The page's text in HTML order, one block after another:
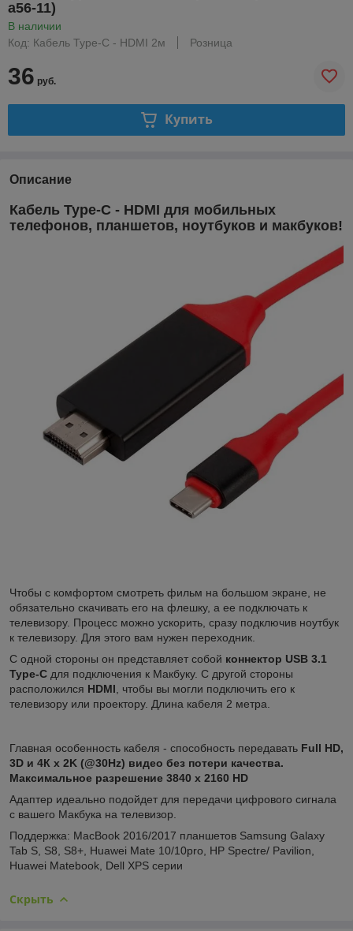
a56-11)
В наличии
Код: Кабель Type-C - HDMI 2м
Розница
36 руб.
Купить
Описание
Кабель Type-C - HDMI для мобильных
телефонов, планшетов, ноутбуков и макбуков!
Чтобы с комфортом смотреть фильм на большом экране, не
обязательно скачивать его на флешку, а ее подключать к
телевизору. Процесс можно ускорить, сразу подключив ноутбук
к телевизору. Для этого вам нужен переходник.
С одной стороны он представляет собой коннектор USB 3.1
Type-C для подключения к Макбуку. С другой стороны
расположился HDMI , чтобы вы могли подключить его к
телевизору или проектору. Длина кабеля 2 метра.
Главная особенность кабеля - способность передавать Full HD,
3D и 4К x 2K (@30Hz) видео без потери качества.
Максимальное разрешение 3840 х 2160 HD
Адаптер идеально подойдет для передачи цифрового сигнала
с вашего Макбука на телевизор.
Поддержка: MacBook 2016/2017 планшетов Samsung Galaxy
Tab S, S8, S8+, Huawei Mate 10/10pro, HP Spectre/ Pavilion,
Huawei Matebook, Dell XPS серии
Скрыть